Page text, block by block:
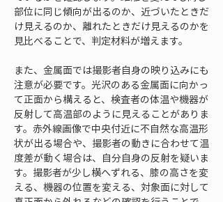
部位に同じ傾向が出るのか、近づいたときだ
け見えるのか、離れたときだけ見えるのかを
見比べることで、判定材料が増えます。
また、金属面では撮影者自身の映り込みにも
注意が必要です。光沢のある金属面に向かっ
て正面から構えると、検査者の体温や機器が
反射して高温部のように見えることがありま
す。赤外線画像で中央付近に不自然な高温形
状が出る場合や、撮影者の動きに合わせて温
度差が動く場合は、自分自身の反射を疑いま
す。撮影者が少し横へずれる、膝の高さを変
える、機器の位置を変える、対象面に対して